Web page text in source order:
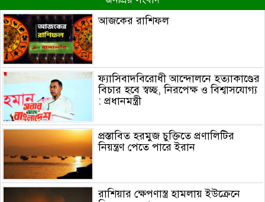
আজকের রাশিফল
ফ্যাসিবাদবিরোধী আন্দোলনে হত্যাকাণ্ডের
বিচার হবে স্বচ্ছ, নিরপেক্ষ ও বিশ্বাসযোগ্য
: প্রধানমন্ত্রী
প্রস্তাবিত হরমুজ চুক্তিতে প্রণালিটির
নিয়ন্ত্রণ পেতে পারে ইরান
রাশিয়ার ক্ষেপণাস্ত্র হামলায় ইউক্রেনে